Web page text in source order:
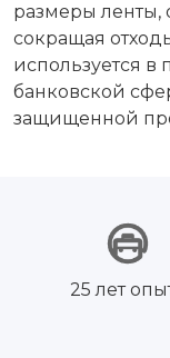
размеры ленты,
сокращая
используется в
банковской
защищенной
25 лет